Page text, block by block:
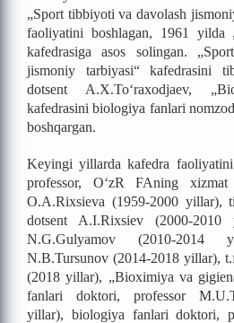
„Sport tibbiyoti va davolash
faoliyatini boshlagan, 1961 yilda
kafedrasiga asos solingan.
jismoniy tarbiyasi“ kafedrasini
dotsent A.X.To‘raxodjaev,
kafedrasini biologiya fanlari
boshqargan.
Keyingi yillarda kafedra
professor, O‘zR FAning
O.A.Rixsieva (1959-2000 yillar),
dotsent A.I.Rixsiev (2000-
N.G.Gulyamov (2010-2014
N.B.Tursunov (2014-2018 yillar),
(2018 yillar), „Bioximiya va
fanlari doktori, professor
yillar), biologiya fanlari doktori,